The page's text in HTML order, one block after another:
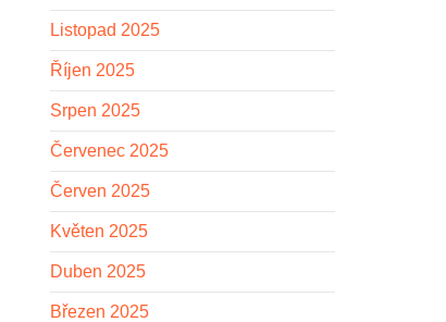
Listopad 2025
Říjen 2025
Srpen 2025
Červenec 2025
Červen 2025
Květen 2025
Duben 2025
Březen 2025